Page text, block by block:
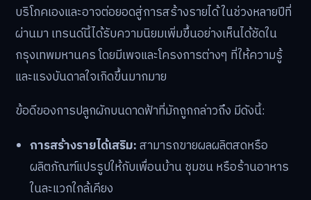
บริโภคเองและอาจต่อยอดสู่การสร้างรายได้ ในช่วงหลายปีที่
ผ่านมา เทรนด์นี้ได้รับความนิยมเพิ่มขึ้นอย่างเห็นได้ชัดใน
กรุงเทพมหานคร โดยมีเพจและโครงการต่างๆ ที่ให้ความรู้
และแรงบันดาลใจเกิดขึ้นมากมาย
ข้อดีของการปลูกผักบนดาดฟ้าที่มักถูกกล่าวถึง มีดังนี้:
การสร้างรายได้เสริม:สามารถขายผลผลิตสดหรือ
ผลิตภัณฑ์แปรรูปให้กับเพื่อนบ้าน ชุมชน หรือร้านอาหาร
ในละแวกใกล้เคียง